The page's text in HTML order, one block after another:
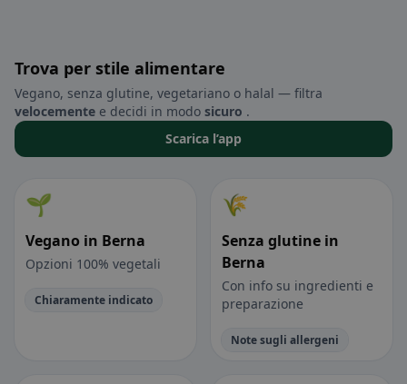
Trova per stile alimentare
Vegano, senza glutine, vegetariano o halal — filtra
velocemente e decidi in modo sicuro .
Scarica l’app
🌱
Vegano in Berna
Opzioni 100% vegetali
Chiaramente indicato
🌾
Senza glutine in
Berna
Con info su ingredienti e
preparazione
Note sugli allergeni